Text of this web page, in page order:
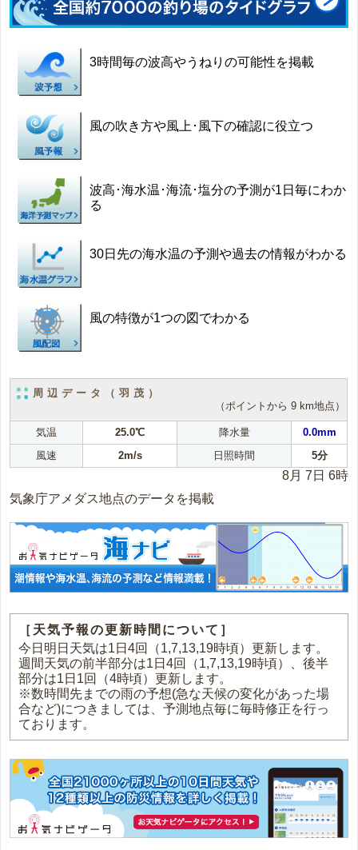
3時間毎の波高やうねりの可能性を掲載
風の吹き方や風上･風下の確認に役立つ
波高･海水温･海流･塩分の予測が1日毎にわか
る
30日先の海水温の予測や過去の情報がわかる
風の特徴が1つの図でわかる
周辺データ（羽茂）
（ポイントから 9 km地点）
気温 25.0℃ 降水量
0.0mm
風速
2m/s 日照時間 5分
8月 7日 6時
気象庁アメダス地点のデータを掲載
［天気予報の更新時間について］
今日明日天気は1日4回（1,7,13,19時頃）更新します。
週間天気の前半部分は1日4回（1,7,13,19時頃）、後半
部分は1日1回（4時頃）更新します。
※数時間先までの雨の予想(急な天候の変化があった場
合など)につきましては、予測地点毎に毎時修正を行っ
ております。